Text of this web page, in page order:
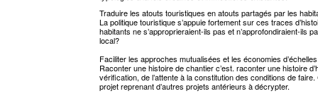
Traduire les atouts touristiques en atouts partagés par les
La politique touristique s’appuie fortement sur ces traces
habitants ne s’approprieraient-ils pas et n’approfondiraient-ils
local?
Faciliter les approches mutualisées et les économies
Raconter une histoire de chantier c’est. raconter une histoire
vérification, de l’attente à la constitution des conditions de
projet reprenant d’autres projets antérieurs à décrypter.